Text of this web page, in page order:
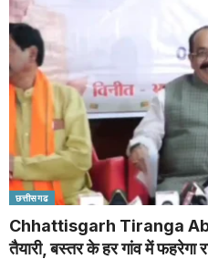
छत्तीसगढ
Chhattisgarh Tiranga
तैयारी, बस्तर के हर गांव में